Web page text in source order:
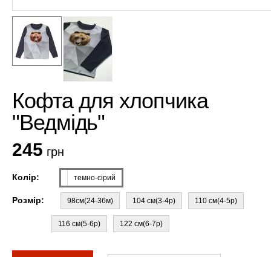
Кофта для хлопчика
"Ведмідь"
245 грн
Колір: темно-сірий
Розмір: 98см(24-36м) 104 см(3-4р) 110 см(4-5р)
116 см(5-6р) 122 см(6-7р)